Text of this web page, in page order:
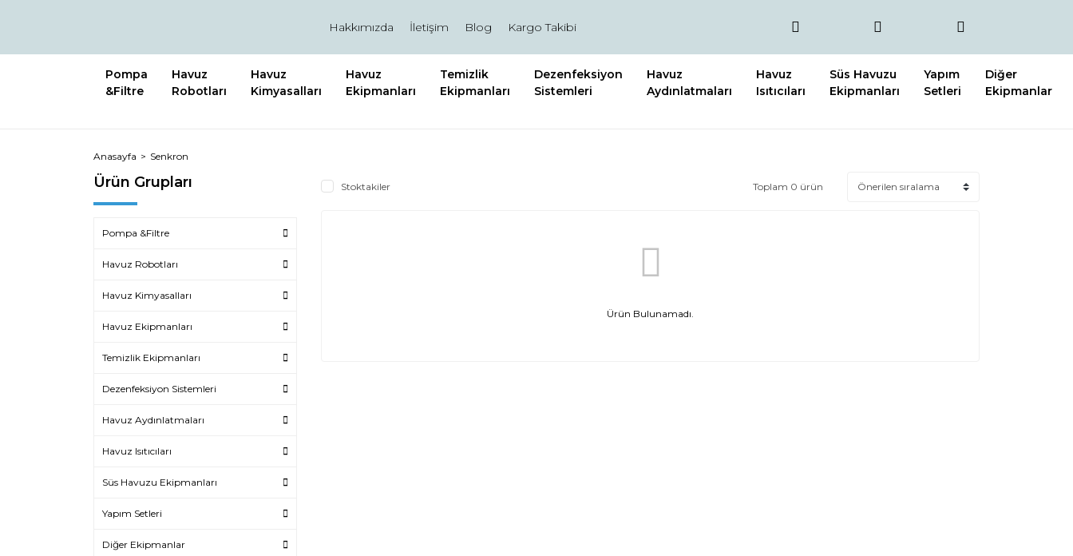
Hakkımızda İletişim Blog Kargo Takibi
Pompa
&Filtre
Havuz
Robotları
Havuz
Kimyasalları
Havuz
Ekipmanları
Temizlik
Ekipmanları
Dezenfeksiyon
Sistemleri
Havuz
Aydınlatmaları
Havuz
Isıtıcıları
Süs Havuzu
Ekipmanları
Yapım
Setleri
Diğer
Ekipmanlar
Anasayfa Senkron
Ürün Grupları
Pompa &Filtre
Havuz Robotları
Havuz Kimyasalları
Havuz Ekipmanları
Temizlik Ekipmanları
Dezenfeksiyon Sistemleri
Havuz Aydınlatmaları
Havuz Isıtıcıları
Süs Havuzu Ekipmanları
Yapım Setleri
Diğer Ekipmanlar
Stoktakiler Toplam 0 ürün
Ürün Bulunamadı.